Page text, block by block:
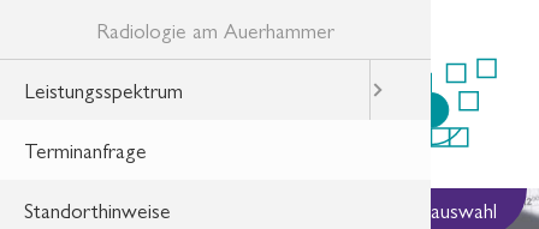
Standortauswahl
Radiologie am Auerhammer
Leistungsspektrum
Terminanfrage
Standorthinweise
Ihre
Ihre
Aktuelle